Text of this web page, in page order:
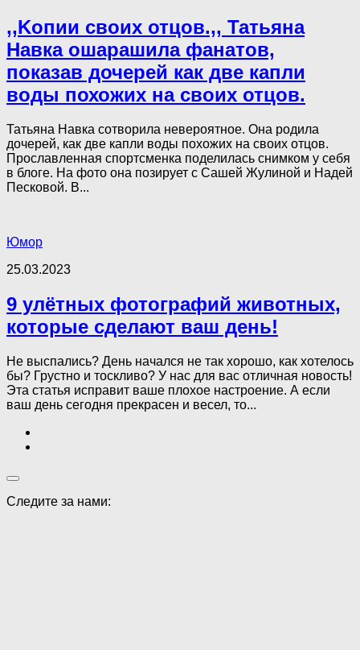
,,Kопии своих отцов.,, Татьяна
Навка ошарашила фанатов,
показав дочерей как две капли
воды похожих на своих отцов.
Татьяна Навка сотворила невероятное. Она родила
дочерей, как две капли воды похожих на своих отцов.
Прославленная спортсменка поделилась снимком у себя
в блоге. На фото она позирует с Сашей Жулиной и Надей
Песковой. В...
Юмор
25.03.2023
9 улётных фотографий животных,
которые сделают ваш день!
Не выспались? День начался не так хорошо, как хотелось
бы? Грустно и тоскливо? У нас для вас отличная новость!
Эта статья исправит ваше плохое настроение. А если
ваш день сегодня прекрасен и весел, то...
Следите за нами: